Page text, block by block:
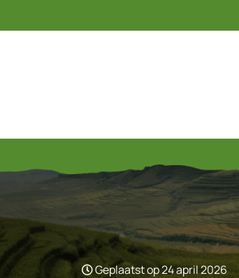
Geplaatst op 24 april 2026